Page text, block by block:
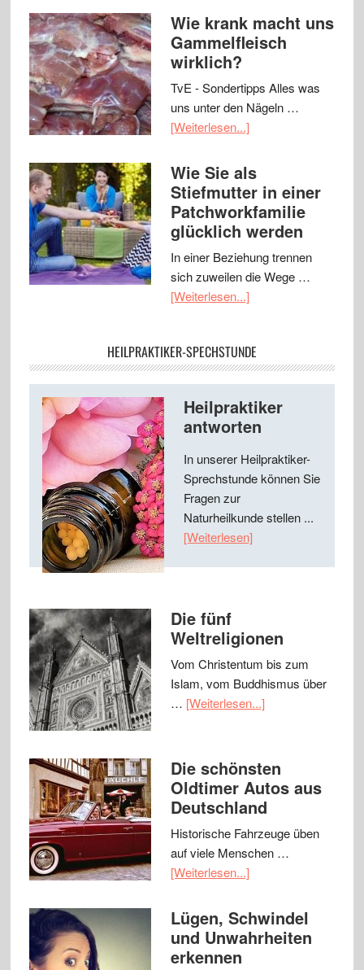
Wie krank macht uns
Gammelfleisch
wirklich?
TvE - Sondertipps Alles was
uns unter den Nägeln …
[Weiterlesen...]
Wie Sie als
Stiefmutter in einer
Patchworkfamilie
glücklich werden
In einer Beziehung trennen
sich zuweilen die Wege …
[Weiterlesen...]
HEILPRAKTIKER-SPECHSTUNDE
Heilpraktiker
antworten
In unserer Heilpraktiker-
Sprechstunde können Sie
Fragen zur
Naturheilkunde stellen ...
[Weiterlesen]
Die fünf
Weltreligionen
Vom Christentum bis zum
Islam, vom Buddhismus über
… [Weiterlesen...]
Die schönsten
Oldtimer Autos aus
Deutschland
Historische Fahrzeuge üben
auf viele Menschen …
[Weiterlesen...]
Lügen, Schwindel
und Unwahrheiten
erkennen